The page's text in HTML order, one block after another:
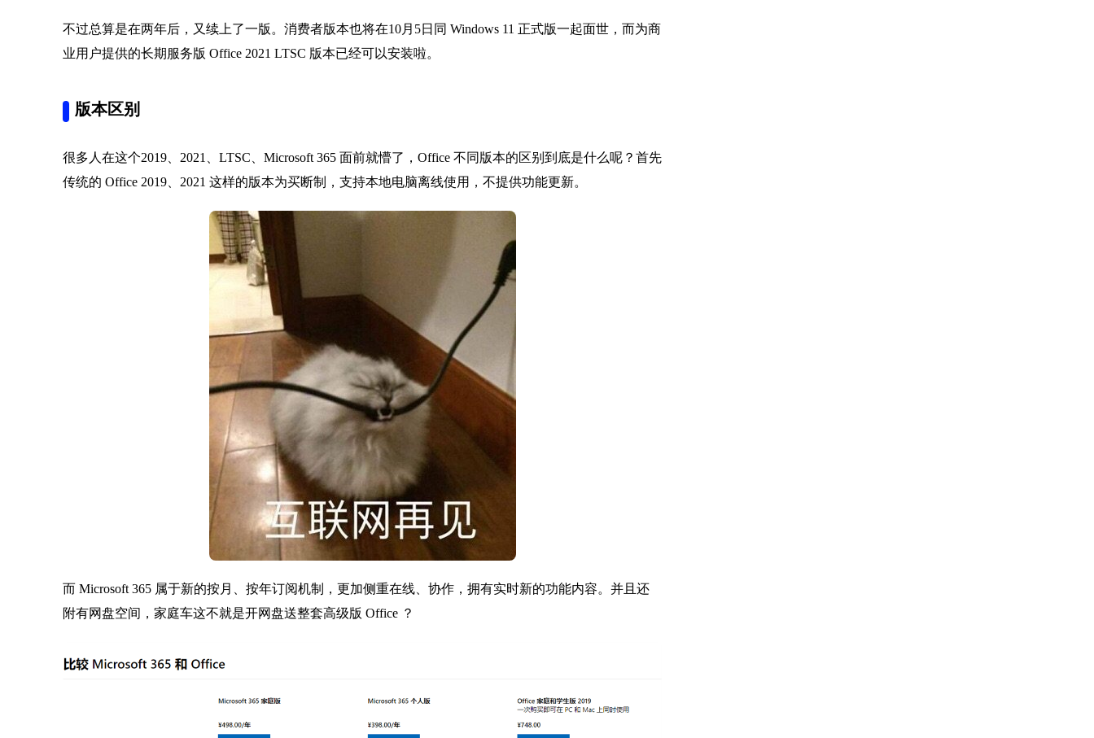
不过总算是在两年后，又续上了一版。消费者版本也将在10月5日同 Windows 11 正式版一起面世，而为商
业用户提供的长期服务版 Office 2021 LTSC 版本已经可以安装啦。
版本区别
很多人在这个2019、2021、LTSC、Microsoft 365 面前就懵了，Office 不同版本的区别到底是什么呢？首先
传统的 Office 2019、2021 这样的版本为买断制，支持本地电脑离线使用，不提供功能更新。
而 Microsoft 365 属于新的按月、按年订阅机制，更加侧重在线、协作，拥有实时新的功能内容。并且还
附有网盘空间，家庭车这不就是开网盘送整套高级版 Office ？